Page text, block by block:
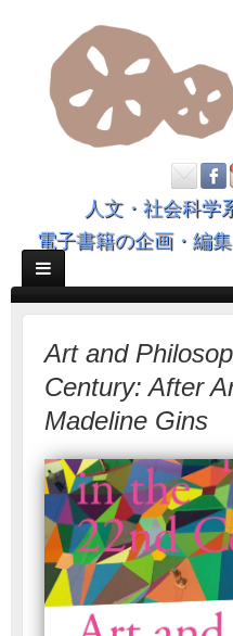
人文・社会科学
電子書籍の企画・編
Art and
Century: After
Madeline Gins